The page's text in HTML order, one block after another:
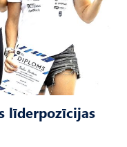
līderpozīcijas